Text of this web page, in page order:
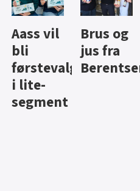
Brus og
jus fra
Berentsen
Hard
iste fra
Hansa